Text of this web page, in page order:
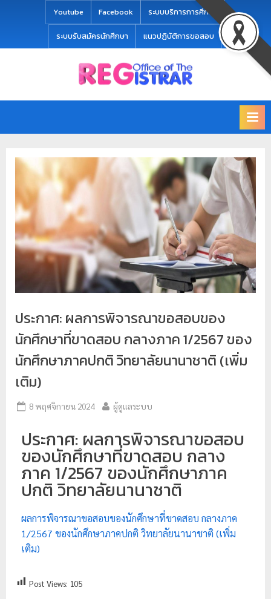
Youtube Facebook ระบบบริการการศึกษา
ระบบรับสมัครนักศึกษา แนวปฏิบัติการขอสอบ
นั
ท
บี
ย
น
แ
ล
ะ
ป
ะ
ม
ล
ห
า
วิ
า
ลั
the
University
ประกาศ: ผลการพิจารณาขอสอบของ
นักศึกษาที่ขาดสอบ กลางภาค 1/2567 ของ
นักศึกษาภาคปกติ วิทยาลัยนานาชาติ (เพิ่ม
เติม)
8 พฤศจิกายน 2024 ผู้ดูแลระบบ
ประกาศ: ผลการพิจารณาขอสอบ
ของนักศึกษาที่ขาดสอบ กลาง
ภาค 1/2567 ของนักศึกษาภาค
ปกติ วิทยาลัยนานาชาติ
ผลการพิจารณาขอสอบของนักศึกษาที่ขาดสอบ กลางภาค
1/2567 ของนักศึกษาภาคปกติ วิทยาลัยนานาชาติ (เพิ่ม
เติม)
Post Views: 105
modal-check